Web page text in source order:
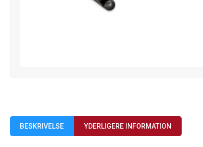
BESKRIVELSE YDERLIGERE INFORMATION